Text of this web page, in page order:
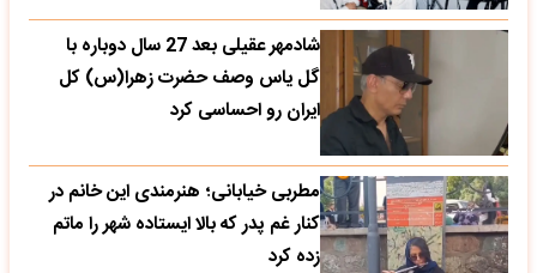
شادمهر عقیلی بعد 27 سال دوباره با
گل یاس وصف حضرت زهرا(س) کل
ایران رو احساسی کرد
مطربی خیابانی؛ هنرمندی این خانم در
کنار غم پدر که بالا ایستاده شهر را ماتم
زده کرد